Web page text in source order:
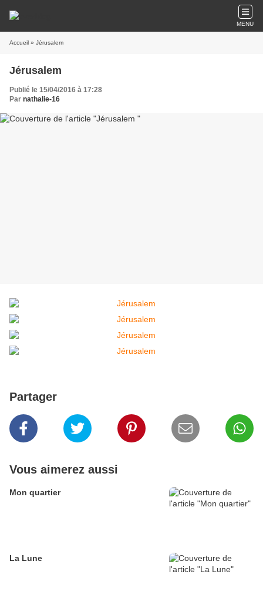
MENU
Accueil » Jérusalem
Jérusalem
Publié le 15/04/2016 à 17:28
Par nathalie-16
Partager
Vous aimerez aussi
Mon quartier
La Lune